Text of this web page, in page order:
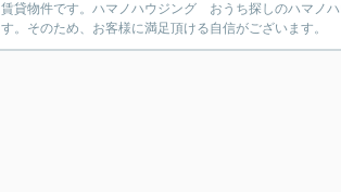
賃貸物件です。ハマノハウジング おうち探しのハマノ
す。そのため、お客様に満足頂ける自信がございます。